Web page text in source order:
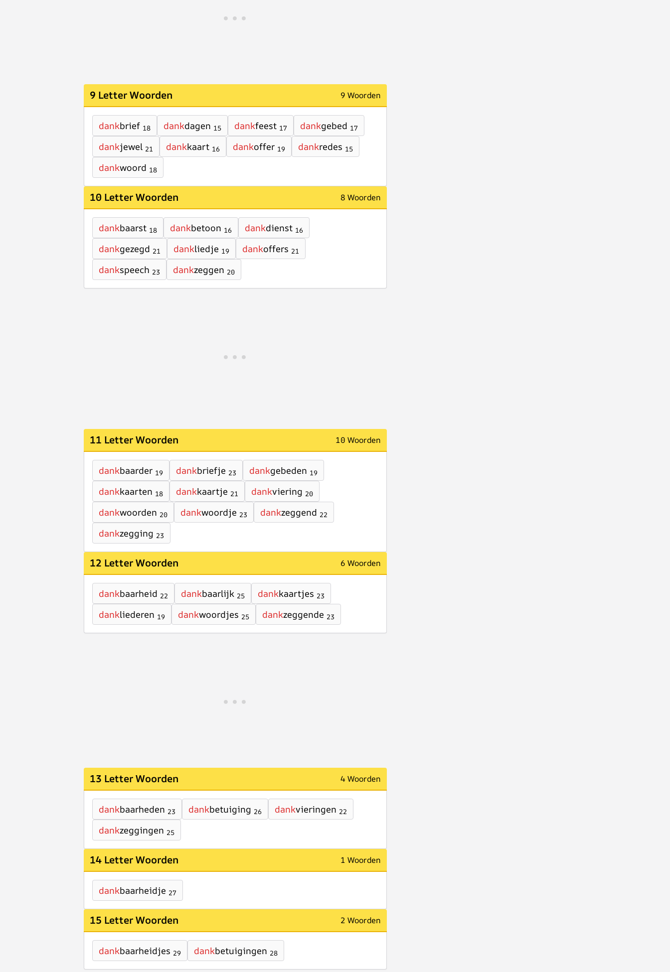
9 Letter Woorden 9 Woorden
dankbrief 18 dankdagen 15 dankfeest 17 dankgebed 17
dankjewel 21 dankkaart 16 dankoffer 19 dankredes 15
dankwoord 18
10 Letter Woorden 8 Woorden
dankbaarst 18 dankbetoon 16 dankdienst 16
dankgezegd 21 dankliedje 19 dankoffers 21
dankspeech 23 dankzeggen 20
11 Letter Woorden 10 Woorden
dankbaarder 19 dankbriefje 23 dankgebeden 19
dankkaarten 18 dankkaartje 21 dankviering 20
dankwoorden 20 dankwoordje 23 dankzeggend 22
dankzegging 23
12 Letter Woorden 6 Woorden
dankbaarheid 22 dankbaarlijk 25 dankkaartjes 23
dankliederen 19 dankwoordjes 25 dankzeggende 23
13 Letter Woorden 4 Woorden
dankbaarheden 23 dankbetuiging 26 dankvieringen 22
dankzeggingen 25
14 Letter Woorden 1 Woorden
dankbaarheidje 27
15 Letter Woorden 2 Woorden
dankbaarheidjes 29 dankbetuigingen 28